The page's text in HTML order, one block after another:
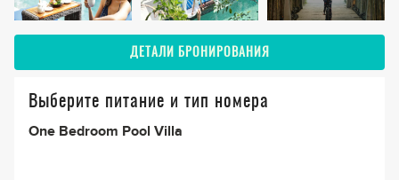
ДЕТАЛИ БРОНИРОВАНИЯ
Выберите питание и тип номера
One Bedroom Pool Villa